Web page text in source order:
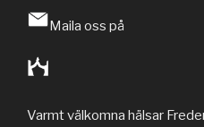
Maila oss på
Varmt välkomna hälsar